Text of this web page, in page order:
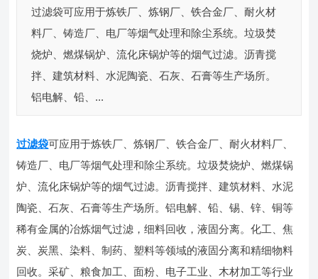
过滤袋可应用于炼铁厂、炼钢厂、铁合金厂、耐火材
料厂、铸造厂、电厂等烟气处理和除尘系统。垃圾焚
烧炉、燃煤锅炉、流化床锅炉等的烟气过滤。沥青搅
拌、建筑材料、水泥陶瓷、石灰、石膏等生产场所。
铝电解、铅、...
过滤袋可应用于炼铁厂、炼钢厂、铁合金厂、耐火材料厂、
铸造厂、电厂等烟气处理和除尘系统。垃圾焚烧炉、燃煤锅
炉、流化床锅炉等的烟气过滤。沥青搅拌、建筑材料、水泥
陶瓷、石灰、石膏等生产场所。铝电解、铅、锡、锌、铜等
稀有金属的冶炼烟气过滤，细料回收，液固分离。化工、焦
炭、炭黑、染料、制药、塑料等领域的液固分离和精细物料
回收。采矿、粮食加工、面粉、电子工业、木材加工等行业